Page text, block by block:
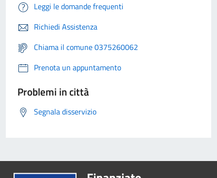
Leggi le domande frequenti
Richiedi Assistenza
Chiama il comune 0375260062
Prenota un appuntamento
Problemi in città
Segnala disservizio